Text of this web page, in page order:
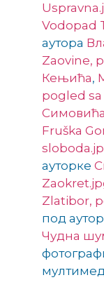
Vodopad
аутора
Zaovine,
Кењића,
pogled sa
Симовића
Fruška
ауторке
Zlatibor,
под
Чудна